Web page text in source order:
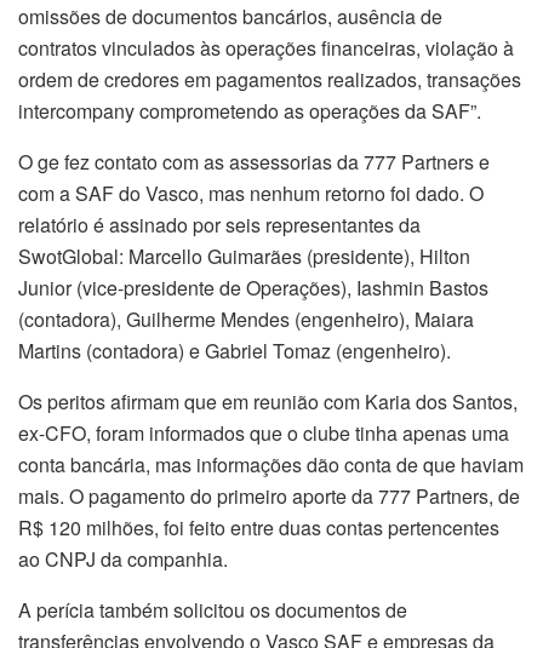
omissões de documentos bancários, ausência de
contratos vinculados às operações financeiras, violação à
ordem de credores em pagamentos realizados, transações
intercompany comprometendo as operações da SAF”.
O ge fez contato com as assessorias da 777 Partners e
com a SAF do Vasco, mas nenhum retorno foi dado. O
relatório é assinado por seis representantes da
SwotGlobal: Marcello Guimarães (presidente), Hilton
Junior (vice-presidente de Operações), Iashmin Bastos
(contadora), Guilherme Mendes (engenheiro), Maiara
Martins (contadora) e Gabriel Tomaz (engenheiro).
Os peritos afirmam que em reunião com Karia dos Santos,
ex-CFO, foram informados que o clube tinha apenas uma
conta bancária, mas informações dão conta de que haviam
mais. O pagamento do primeiro aporte da 777 Partners, de
R$ 120 milhões, foi feito entre duas contas pertencentes
ao CNPJ da companhia.
A perícia também solicitou os documentos de
transferências envolvendo o Vasco SAF e empresas da